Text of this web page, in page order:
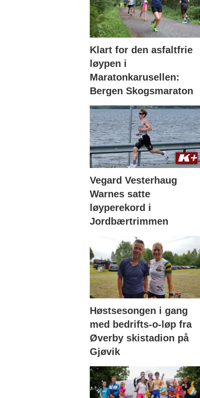
Klart for den asfaltfrie
løypen i
Maratonkarusellen:
Bergen Skogsmaraton
Vegard Vesterhaug
Warnes satte
løyperekord i
Jordbærtrimmen
Høstsesongen i gang
med bedrifts-o-løp fra
Øverby skistadion på
Gjøvik